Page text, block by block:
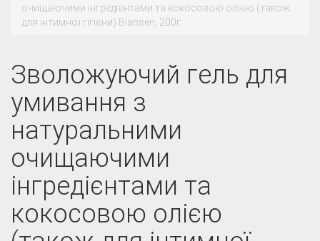
очищаючими інгредієнтами та кокосовою олією (також
для інтимної гігієни) Blansen, 200г
Зволожуючий гель для
умивання з
натуральними
очищаючими
інгредієнтами та
кокосовою олією